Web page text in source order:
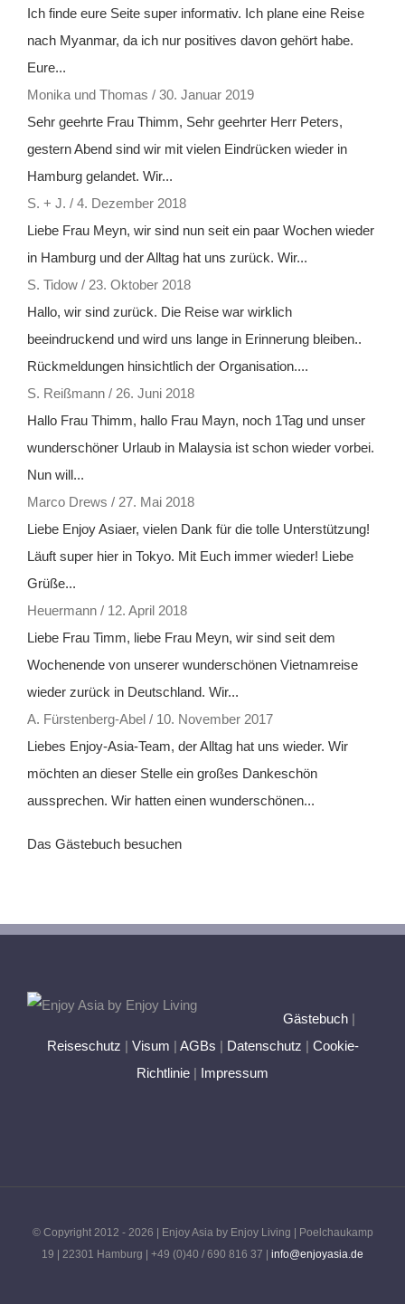
Ich finde eure Seite super informativ. Ich plane eine Reise
nach Myanmar, da ich nur positives davon gehört habe.
Eure...
Monika und Thomas / 30. Januar 2019
Sehr geehrte Frau Thimm, Sehr geehrter Herr Peters,
gestern Abend sind wir mit vielen Eindrücken wieder in
Hamburg gelandet. Wir...
S. + J. / 4. Dezember 2018
Liebe Frau Meyn, wir sind nun seit ein paar Wochen wieder
in Hamburg und der Alltag hat uns zurück. Wir...
S. Tidow / 23. Oktober 2018
Hallo, wir sind zurück. Die Reise war wirklich
beeindruckend und wird uns lange in Erinnerung bleiben..
Rückmeldungen hinsichtlich der Organisation....
S. Reißmann / 26. Juni 2018
Hallo Frau Thimm, hallo Frau Mayn, noch 1Tag und unser
wunderschöner Urlaub in Malaysia ist schon wieder vorbei.
Nun will...
Marco Drews / 27. Mai 2018
Liebe Enjoy Asiaer, vielen Dank für die tolle Unterstützung!
Läuft super hier in Tokyo. Mit Euch immer wieder! Liebe
Grüße...
Heuermann / 12. April 2018
Liebe Frau Timm, liebe Frau Meyn, wir sind seit dem
Wochenende von unserer wunderschönen Vietnamreise
wieder zurück in Deutschland. Wir...
A. Fürstenberg-Abel / 10. November 2017
Liebes Enjoy-Asia-Team, der Alltag hat uns wieder. Wir
möchten an dieser Stelle ein großes Dankeschön
aussprechen. Wir hatten einen wunderschönen...
Das Gästebuch besuchen
Gästebuch |
Reiseschutz | Visum | AGBs | Datenschutz | Cookie-
Richtlinie | Impressum
© Copyright 2012 - 2026 | Enjoy Asia by Enjoy Living | Poelchaukamp
19 | 22301 Hamburg | +49 (0)40 / 690 816 37 | info@enjoyasia.de